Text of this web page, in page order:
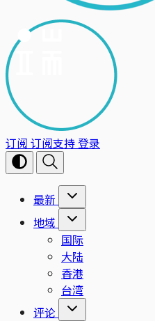
订阅 订阅支持登录
最新
地域
国际
大陆
香港
台湾
评论